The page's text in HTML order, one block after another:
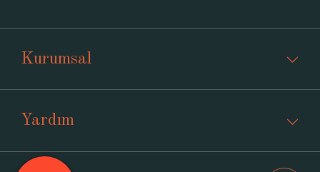
Kurumsal
Yardım